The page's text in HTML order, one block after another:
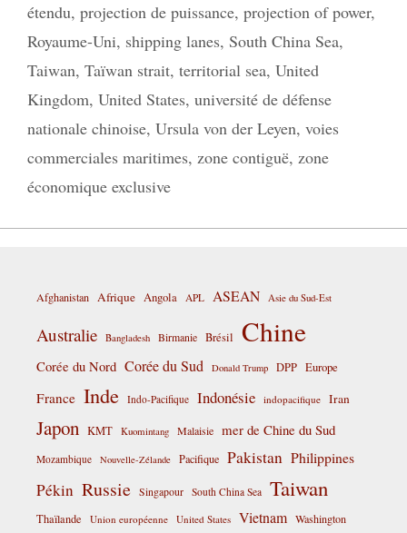
étendu, projection de puissance, projection of power,
Royaume-Uni, shipping lanes, South China Sea,
Taiwan, Taïwan strait, territorial sea, United
Kingdom, United States, université de défense
nationale chinoise, Ursula von der Leyen, voies
commerciales maritimes, zone contiguë, zone
économique exclusive
Afghanistan Afrique Angola APL ASEAN Asie du Sud-Est
Australie Bangladesh Birmanie Brésil Chine
Corée du Nord Corée du Sud Donald Trump DPP Europe
France Inde Indo-Pacifique Indonésie indopacifique Iran
Japon KMT Kuomintang Malaisie mer de Chine du Sud
Mozambique Nouvelle-Zélande Pacifique Pakistan Philippines
Pékin Russie Singapour South China Sea Taiwan
Thaïlande Union européenne United States Vietnam Washington